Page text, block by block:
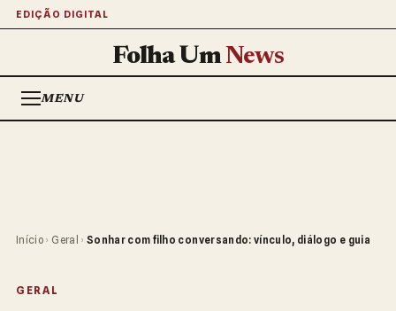
EDIÇÃO DIGITAL
Folha UmNews
MENU
Início › Geral › Sonhar com filho conversando: vínculo, diálogo e guia
GERAL